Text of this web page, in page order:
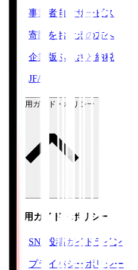
事業者向けサービス
寄附をお考えの方へ
企業版ふるさと納税
JFA
ご利用ガイド・ポリシー
ご利用ガイド・ポリシー
SNS投稿ガイドライン
プライバシーポリシー